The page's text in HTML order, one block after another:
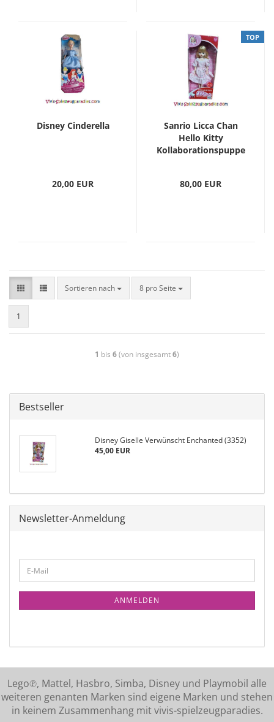
Disney Cinderella
20,00 EUR
TOP
Sanrio Licca Chan
Hello Kitty
Kollaborationspuppe
80,00 EUR
Sortieren nach 8 pro Seite
1
1 bis 6(von insgesamt6)
Bestseller
Disney Giselle Verwünscht Enchanted (3352)
45,00 EUR
Newsletter-Anmeldung
ANMELDEN
Lego℗, Mattel, Hasbro, Simba, Disney und Playmobil alle
weiteren genanten Marken sind eigene Marken und stehen
in keinem Zusammenhang mit vivis-spielzeugparadies.